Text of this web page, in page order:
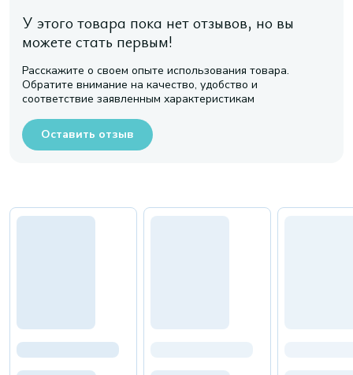
У этого товара пока нет отзывов, но вы
можете стать первым!
Расскажите о своем опыте использования товара.
Обратите внимание на качество, удобство и
соответствие заявленным характеристикам
Оставить отзыв